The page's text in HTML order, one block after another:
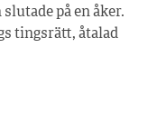
på en åker.
tingsrätt, åtalad